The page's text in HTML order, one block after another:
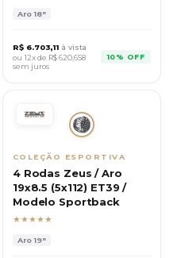
Aro18"
R$ 6.703,11 à vista
ou 12x de R$620,658
sem juros
10% OFF
COLEÇÃO ESPORTIVA
4 Rodas Zeus / Aro
19x8.5 (5x112) ET39 /
Modelo Sportback
★★★★★
Aro19"